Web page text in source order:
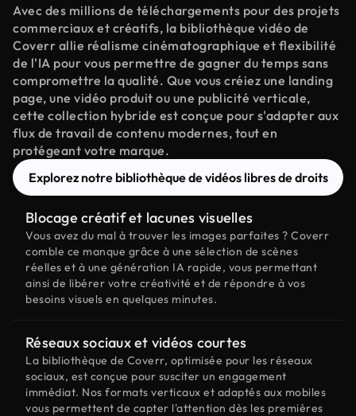
Avec des millions de téléchargements pour des projets
commerciaux et créatifs, la bibliothèque vidéo de
Coverr allie réalisme cinématographique et flexibilité
de l'IA pour vous permettre de gagner du temps sans
compromettre la qualité. Que vous créiez une landing
page, une vidéo produit ou une publicité verticale,
cette collection hybride est conçue pour s'adapter aux
flux de travail de contenu modernes, tout en
protégeant votre marque.
Explorez notre bibliothèque de vidéos libres de droits
Blocage créatif et lacunes visuelles
Vous avez du mal à trouver les images parfaites ? Coverr
comble ce manque grâce à une sélection de scènes
réelles et à une génération IA rapide, vous permettant
ainsi de libérer votre créativité et de répondre à vos
besoins visuels en quelques minutes.
Réseaux sociaux et vidéos courtes
La bibliothèque de Coverr, optimisée pour les réseaux
sociaux, est conçue pour susciter un engagement
immédiat. Nos formats verticaux et adaptés aux mobiles
vous permettent de capter l'attention dès les premières